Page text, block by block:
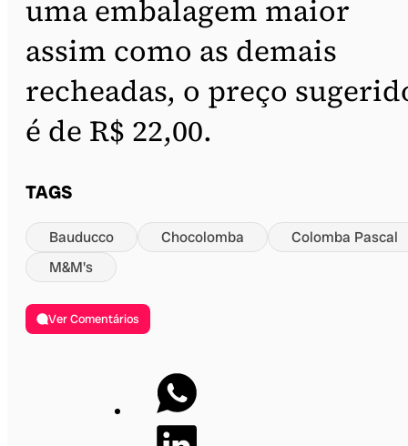
uma embalagem maior
assim como as demais
recheadas, o preço
é de R$ 22,00.
TAGS
Bauducco Chocolomba
Colomba Pascal
M&M's
Ver Comentários